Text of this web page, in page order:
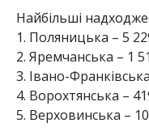
Найбільші
1. Поляницька – 5
2. Яремчанська – 1
3. Івано-
4. Ворохтянська –
5. Верховинська –